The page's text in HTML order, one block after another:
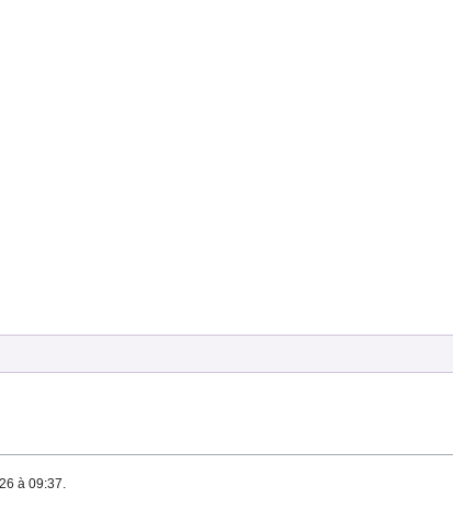
à 09:37.